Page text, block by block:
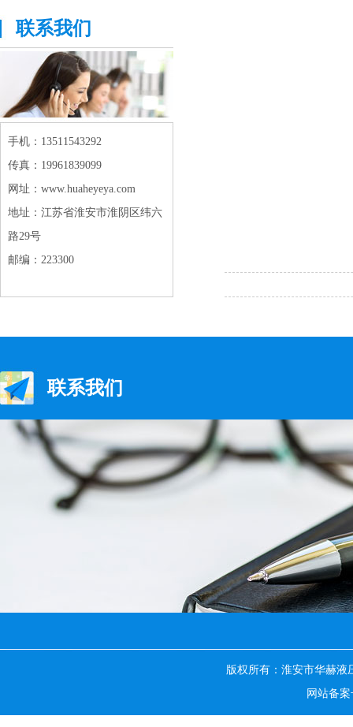
联系我们
手机：13511543292
传真：19961839099
网址：www.huaheyeya.com
地址：江苏省淮安市淮阴区纬六
路29号
邮编：223300
联系我们
版权所有：淮安市华赫
网站备案